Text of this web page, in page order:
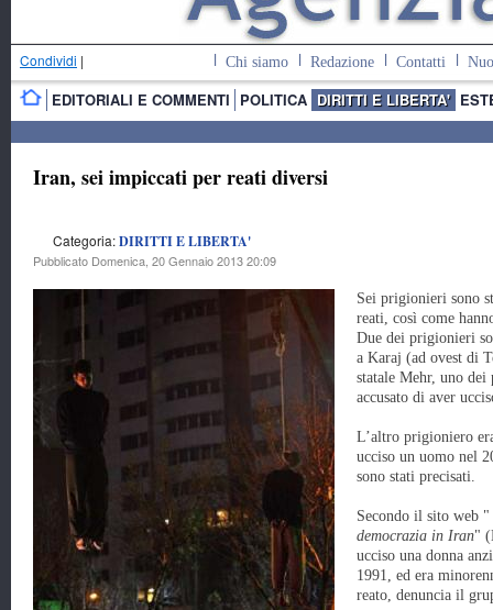
Condividi | Chi siamo Redazione Contatti
EDITORIALI E COMMENTI POLITICA DIRITTI E LIBERTA'
Iran, sei impiccati per reati diversi
Categoria:DIRITTI E LIBERTA'
Pubblicato Domenica, 20 Gennaio 2013 20:09
Sei prigionieri sono
reati, così come
Due dei prigionieri
a Karaj (ad ovest di
statale Mehr, uno
accusato di aver
L’altro prigioniero
ucciso un uomo nel
sono stati precisati.
Secondo il sito web "
democrazia in Iran"
ucciso una donna
1991, ed era
reato, denuncia il